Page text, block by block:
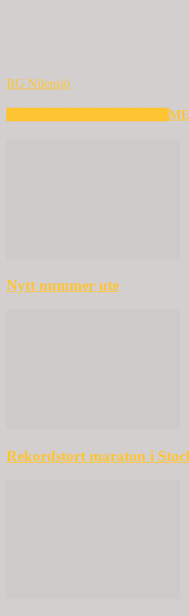
BG Nilensjö
Nytt nummer ute
Rekordstort maraton i